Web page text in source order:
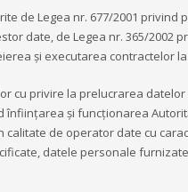
de Legea nr. 677/2001
date, de Legea nr. 365/2002
și executarea contractelor
cu privire la prelucrarea
înființarea și funcționarea
în calitate de operator date cu
datele personale